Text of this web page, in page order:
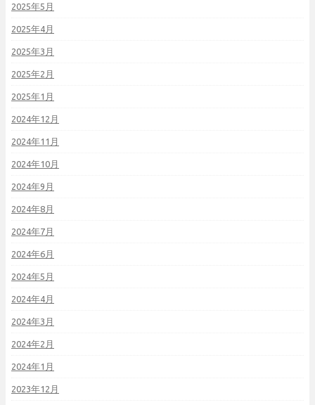
2025年5月
2025年4月
2025年3月
2025年2月
2025年1月
2024年12月
2024年11月
2024年10月
2024年9月
2024年8月
2024年7月
2024年6月
2024年5月
2024年4月
2024年3月
2024年2月
2024年1月
2023年12月